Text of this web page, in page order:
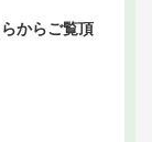
からご覧頂